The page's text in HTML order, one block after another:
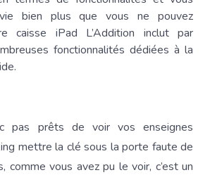
bien plus que vous ne pouvez
caisse iPad L’Addition inclut par
fonctionnalités dédiées à la
pas prêts de voir vos enseignes
mettre la clé sous la porte faute de
comme vous avez pu le voir, c’est un